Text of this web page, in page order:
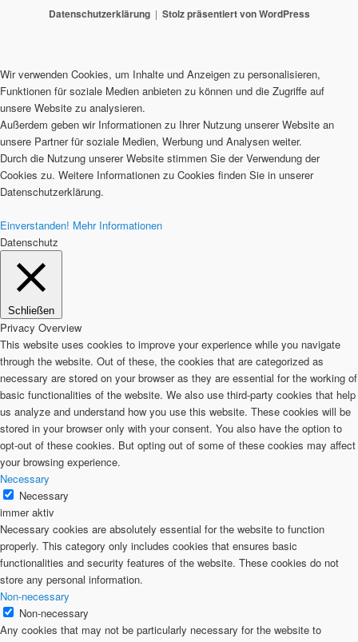
Datenschutzerklärung Stolz präsentiert von WordPress
Wir verwenden Cookies, um Inhalte und Anzeigen zu personalisieren,
Funktionen für soziale Medien anbieten zu können und die Zugriffe auf
unsere Website zu analysieren.
Außerdem geben wir Informationen zu Ihrer Nutzung unserer Website an
unsere Partner für soziale Medien, Werbung und Analysen weiter.
Durch die Nutzung unserer Website stimmen Sie der Verwendung der
Cookies zu. Weitere Informationen zu Cookies finden Sie in unserer
Datenschutzerklärung.
Einverstanden! Mehr Informationen
Datenschutz
Schließen
Privacy Overview
This website uses cookies to improve your experience while you navigate
through the website. Out of these, the cookies that are categorized as
necessary are stored on your browser as they are essential for the working of
basic functionalities of the website. We also use third-party cookies that help
us analyze and understand how you use this website. These cookies will be
stored in your browser only with your consent. You also have the option to
opt-out of these cookies. But opting out of some of these cookies may affect
your browsing experience.
Necessary
Necessary
immer aktiv
Necessary cookies are absolutely essential for the website to function
properly. This category only includes cookies that ensures basic
functionalities and security features of the website. These cookies do not
store any personal information.
Non-necessary
Non-necessary
Any cookies that may not be particularly necessary for the website to